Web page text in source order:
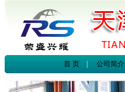
首 页 |公司简介